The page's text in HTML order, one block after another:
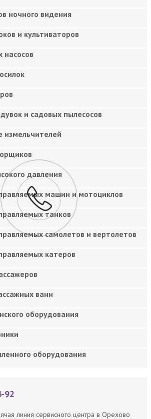
ночного видения
и культиваторов
насосов
и садовых пылесосов
измельчителей
давления
машин и мотоциклов
танков
самолетов и вертолетов
катеров
ванн
оборудования
оборудования
92
линия сервисного центра в Орехово